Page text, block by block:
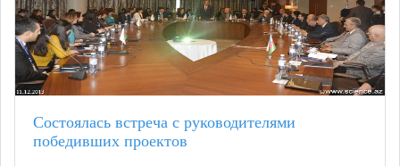
Состоялась встреча с руководителями
победивших проектов